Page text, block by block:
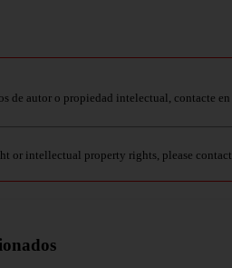
de autor o propiedad intelectual, contacte en
or intellectual property rights, please contact